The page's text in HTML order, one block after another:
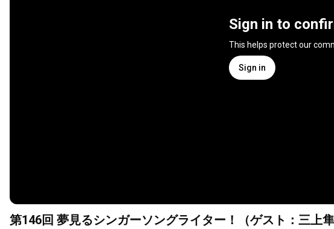
Sign in to
This helps protect our
Sign in
第146回 夢見るシンガーソングライター！（ゲスト：三上